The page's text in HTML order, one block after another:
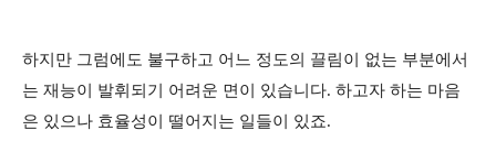
하지만 그럼에도 불구하고 어느 정도의 끌림이 없는 부분에서
는 재능이 발휘되기 어려운 면이 있습니다. 하고자 하는 마음
은 있으나 효율성이 떨어지는 일들이 있죠.